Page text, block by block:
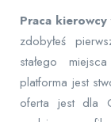
Praca kierowcy
zdobyłeś
stałego
platforma jest
oferta jest dla